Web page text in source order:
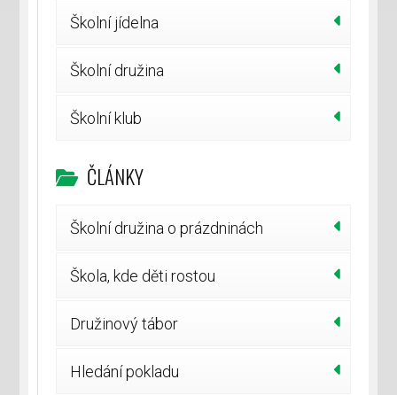
Školní jídelna
Školní družina
Školní klub
ČLÁNKY
Školní družina o prázdninách
Škola, kde děti rostou
Družinový tábor
Hledání pokladu